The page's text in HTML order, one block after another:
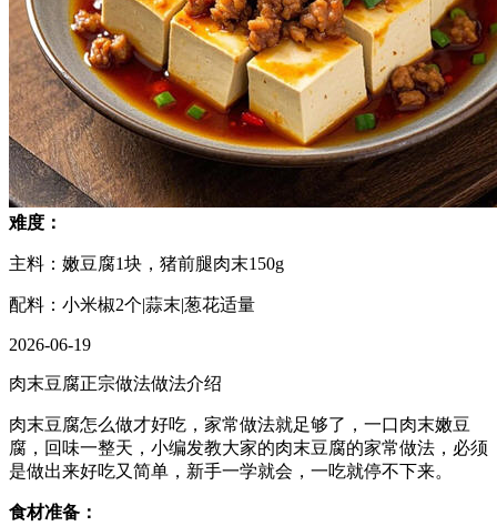
难度：
主料：嫩豆腐1块，猪前腿肉末150g
配料：小米椒2个|蒜末|葱花适量
2026-06-19
肉末豆腐正宗做法做法介绍
肉末豆腐怎么做才好吃，家常做法就足够了，一口肉末嫩豆
腐，回味一整天，小编发教大家的肉末豆腐的家常做法，必须
是做出来好吃又简单，新手一学就会，一吃就停不下来。
食材准备：